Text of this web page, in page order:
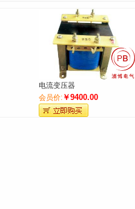
电流变压器
会员价:￥9400.00